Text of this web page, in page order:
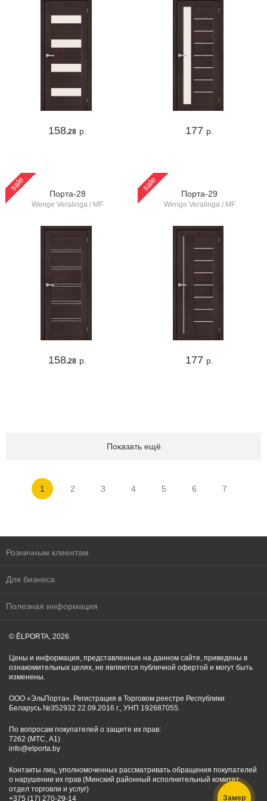
158.28 р. 177 р.
sale
Порта-28
Wenge Veralinga / MF
158.28 р.
sale
Порта-29
Wenge Veralinga / MF
177 р.
Показать ещё
1 2 3 4 5 6 7
Розничным клиентам
Для бизнеса
Полезная информация
© ĒLPORTA, 2026
Цены и информация, представленные на данном сайте, приведены в
ознакомительных целях, не являются публичной офертой и могут быть
изменены.
ООО «ЭльПорта». Регистрация в Торговом реестре Республики
Беларусь №352932 22.09.2016 г., УНП 192687055.
По вопросам покупателей о защите их прав:
7262 (МТС, A1)
info@elporta.by
Контакты лиц, уполномоченных рассматривать обращения покупателей
о нарушении их прав (Минский районный исполнительный комитет,
отдел торговли и услуг)
+375 (17) 270-29-14
Замер